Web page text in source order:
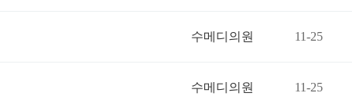
수메디의원 11-25
수메디의원 11-25